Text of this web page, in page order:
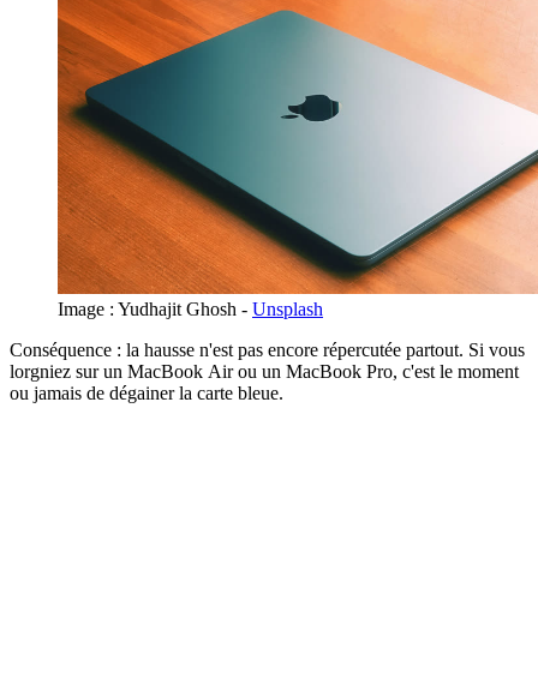
Image : Yudhajit Ghosh - Unsplash
Conséquence : la hausse n'est pas encore répercutée partout. Si vous
lorgniez sur un MacBook Air ou un MacBook Pro, c'est le moment
ou jamais de dégainer la carte bleue.